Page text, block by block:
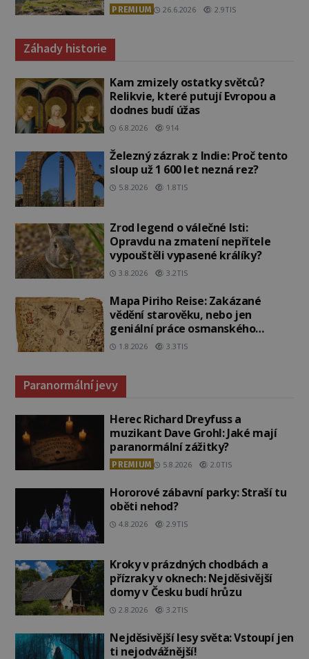
PREMIUM 26.6.2026 2.9TIS
Záhady historie
Kam zmizely ostatky světců?
Relikvie, které putují Evropou a
dodnes budí úžas
6.8.2026 914
Železný zázrak z Indie: Proč tento
sloup už 1 600 let nezná rez?
5.8.2026 1.8TIS
Zrod legend o válečné lsti:
Opravdu na zmatení nepřítele
vypouštěli vypasené králíky?
3.8.2026 3.2TIS
Mapa Piriho Reise: Zakázané
vědění starověku, nebo jen
geniální práce osmanského
admirála?
1.8.2026 3.3TIS
Paranormální jevy
Herec Richard Dreyfuss a
muzikant Dave Grohl: Jaké mají
paranormální zážitky?
PREMIUM 5.8.2026 2.0TIS
Hororové zábavní parky: Straší tu
oběti nehod?
4.8.2026 2.9TIS
Kroky v prázdných chodbách a
přízraky v oknech: Nejděsivější
domy v Česku budí hrůzu
2.8.2026 3.2TIS
Nejděsivější lesy světa: Vstoupí jen
ti nejodvážnější!